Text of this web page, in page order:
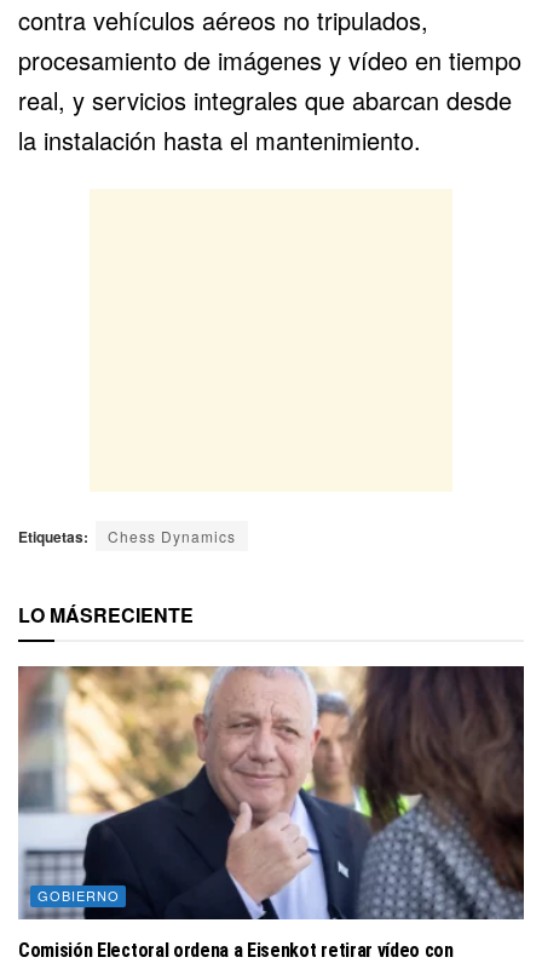
contra vehículos aéreos no tripulados,
procesamiento de imágenes y vídeo en tiempo
real, y servicios integrales que abarcan desde
la instalación hasta el mantenimiento.
Etiquetas: Chess Dynamics
LO MÁSRECIENTE
GOBIERNO
Comisión Electoral ordena a Eisenkot retirar vídeo con